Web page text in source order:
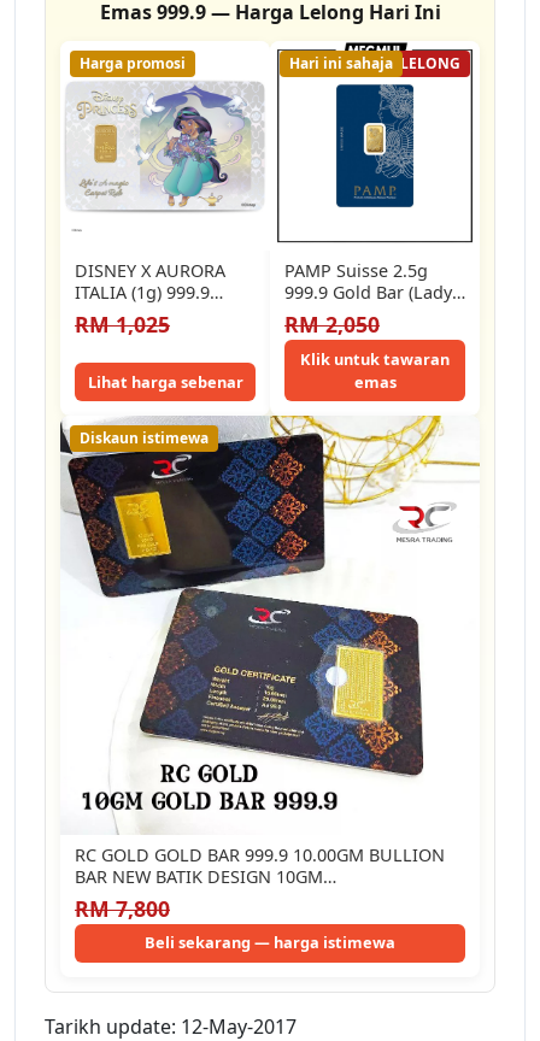
Emas 999.9 — Harga Lelong Hari Ini
Harga promosi
DISNEY X AURORA
ITALIA (1g) 999.9
Princess Collection
Jasmine 2 Limited
Edition…
RM 1,025
Lihat harga sebenar
18% LELONG
Hari ini sahaja
PAMP Suisse 2.5g
999.9 Gold Bar (Lady
Fortuna) Suisse Gold
Bar
RM 2,050
Klik untuk tawaran
emas
Diskaun istimewa
RC GOLD GOLD BAR 999.9 10.00GM BULLION
BAR NEW BATIK DESIGN 10GM…
RM 7,800
Beli sekarang — harga istimewa
Tarikh update: 12-May-2017